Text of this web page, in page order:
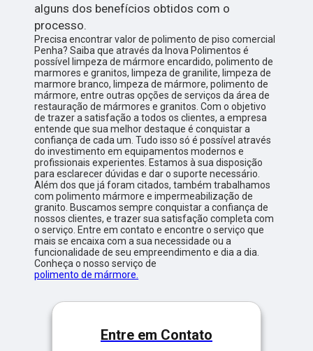
alguns dos benefícios obtidos com o
processo.
Precisa encontrar valor de polimento de piso comercial
Penha? Saiba que através da Inova Polimentos é
possível limpeza de mármore encardido, polimento de
marmores e granitos, limpeza de granilite, limpeza de
marmore branco, limpeza de mármore, polimento de
mármore, entre outras opções de serviços da área de
restauração de mármores e granitos. Com o objetivo
de trazer a satisfação a todos os clientes, a empresa
entende que sua melhor destaque é conquistar a
confiança de cada um. Tudo isso só é possível através
do investimento em equipamentos modernos e
profissionais experientes. Estamos à sua disposição
para esclarecer dúvidas e dar o suporte necessário.
Além dos que já foram citados, também trabalhamos
com polimento mármore e impermeabilização de
granito. Buscamos sempre conquistar a confiança de
nossos clientes, e trazer sua satisfação completa com
o serviço. Entre em contato e encontre o serviço que
mais se encaixa com a sua necessidade ou a
funcionalidade de seu empreendimento e dia a dia.
Conheça o nosso serviço de
polimento de mármore.
Entre em Contato